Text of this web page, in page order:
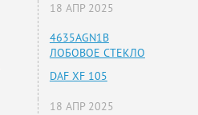
18 АПР 2025
4635AGN1B
ЛОБОВОЕ СТЕКЛО
DAF XF 105
18 АПР 2025